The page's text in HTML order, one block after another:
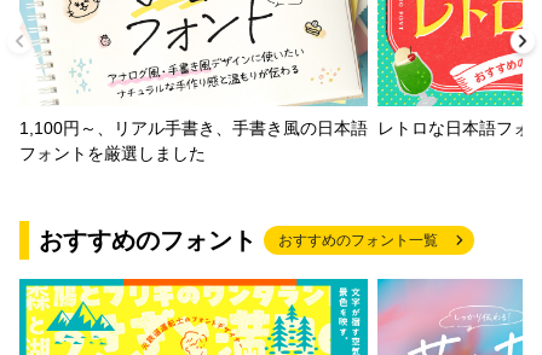
1,100円～、リアル手書き、手書き風の日本語
フォントを厳選しました
レトロな日本語フォ
おすすめのフォント おすすめのフォント一覧